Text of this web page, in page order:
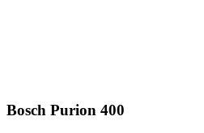
Bosch Purion 400